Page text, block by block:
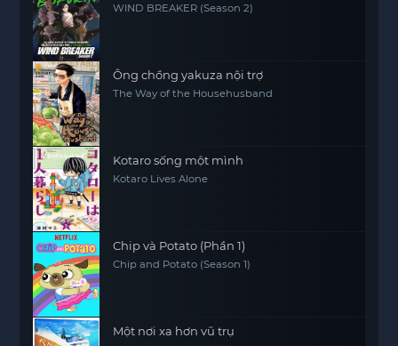
WIND BREAKER (Season 2)
Ông chồng yakuza nội trợ
The Way of the Househusband
Kotaro sống một mình
Kotaro Lives Alone
Chip và Potato (Phần 1)
Chip and Potato (Season 1)
Một nơi xa hơn vũ trụ